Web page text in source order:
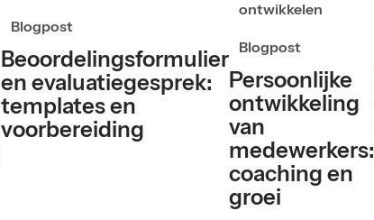
Blogpost
Beoordelingsformulier
en evaluatiegesprek:
templates en
voorbereiding
ontwikkelen
Blogpost
Persoonlijke
ontwikkeling
van
medewerkers:
coaching en
groei